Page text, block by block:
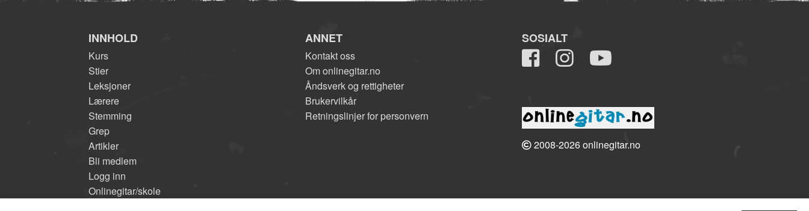
INNHOLD
Kurs
Stier
Leksjoner
Lærere
Stemming
Grep
Artikler
Bli medlem
Logg inn
Onlinegitar/skole
ANNET
Kontakt oss
Om onlinegitar.no
Åndsverk og rettigheter
Brukervilkår
Retningslinjer for personvern
SOSIALT
2008-2026 onlinegitar.no